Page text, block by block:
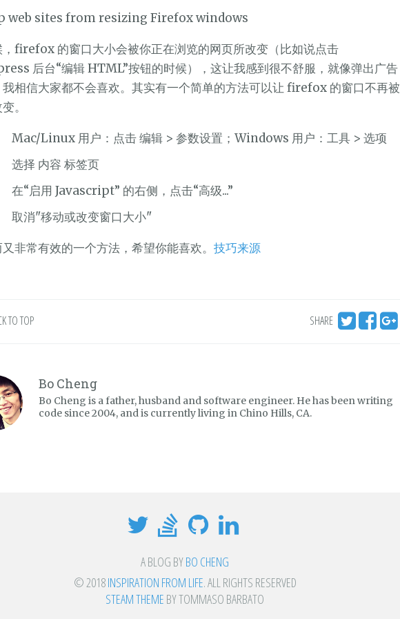
，firefox 的窗口大小会被你正在浏览的网页所改变（比如说点击
后台“编辑 HTML”按钮的时候），这让我感到很不舒服，就像弹出广告
我相信大家都不会喜欢。其实有一个简单的方法可以让 firefox 的窗口不再被
。
Mac/Linux 用户：点击 编辑 > 参数设置；Windows 用户：工具 > 选项
选择 内容 标签页
在“启用 Javascript” 的右侧，点击“高级...”
取消"移动或改变窗口大小"
非常有效的一个方法，希望你能喜欢。 技巧来源
TO TOP SHARE
Bo Cheng
Bo Cheng is a father, husband and software engineer. He has been writing
code since 2004, and is currently living in Chino Hills, CA.
A BLOG BYBO CHENG
© 2018INSPIRATION FROM LIFE. ALL RIGHTS RESERVED
STEAM THEME BY TOMMASO BARBATO